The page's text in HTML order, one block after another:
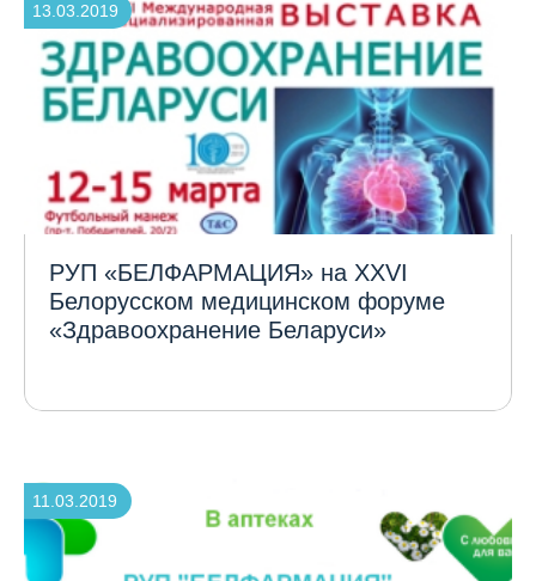
РУП «БЕЛФАРМАЦИЯ» на XXVI
Белорусском медицинском форуме
«Здравоохранение Беларуси»
13.03.2019
11.03.2019